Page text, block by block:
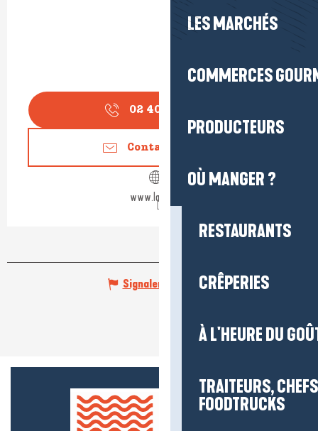
LES MARCHÉS
COMMERCES
PRODUCTEURS
OÙ MANGER ?
RESTAURANTS
CRÊPERIES
À L'HEURE DU
TRAITEURS,
FOODTRUCKS
02 40 01 53
Contactez-nous
www.labaule.fr
Signaler une erreur